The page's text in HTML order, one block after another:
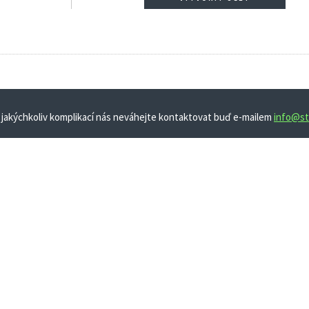
jakýchkoliv komplikací nás neváhejte kontaktovat buď e-mailem